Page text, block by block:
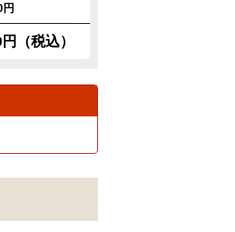
円
（税込）